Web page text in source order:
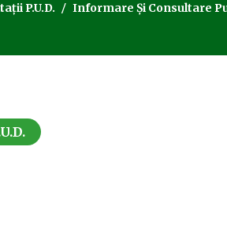
P.U.D. Informare Și Consultare